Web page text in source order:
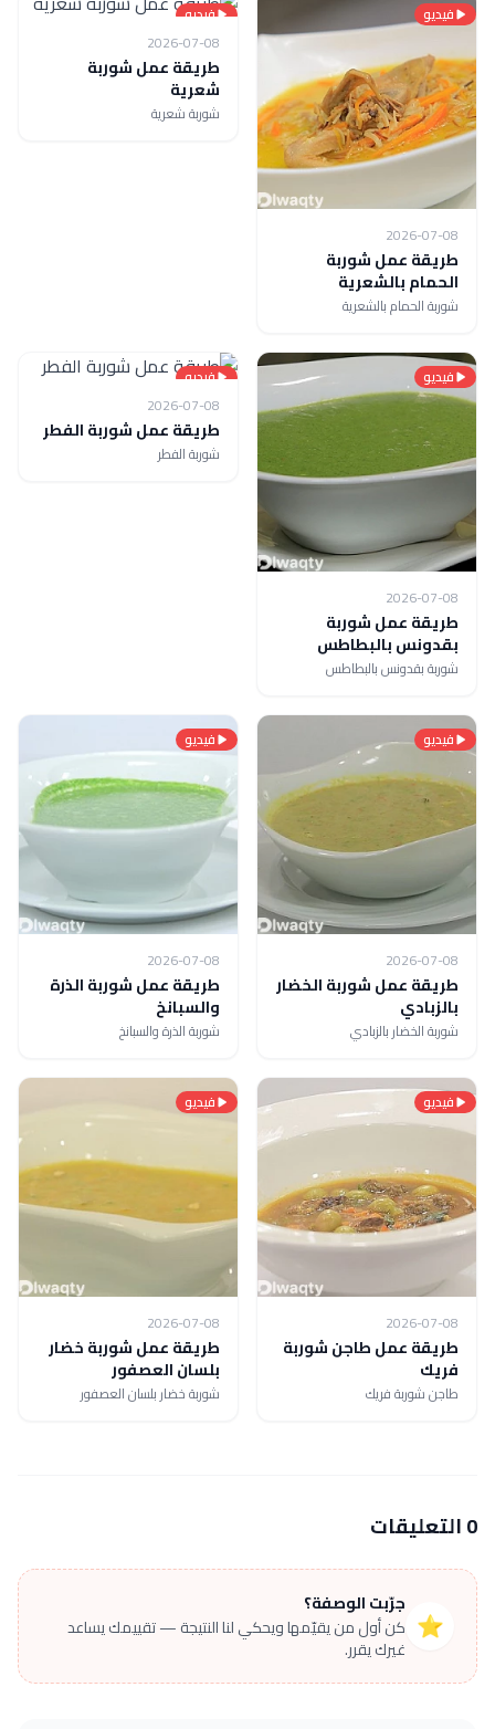
فيديو
2026-07-08
طريقة عمل شوربة
الحمام بالشعرية
شوربة الحمام بالشعرية
فيديو
2026-07-08
طريقة عمل شوربة
شعرية
شوربة شعرية
فيديو
2026-07-08
طريقة عمل شوربة
بقدونس بالبطاطس
شوربة بقدونس بالبطاطس
فيديو
2026-07-08
طريقة عمل شوربة الفطر
شوربة الفطر
فيديو
2026-07-08
طريقة عمل شوربة الخضار
بالزبادي
شوربة الخضار بالزبادي
فيديو
2026-07-08
طريقة عمل شوربة الذرة
والسبانخ
شوربة الذرة والسبانخ
فيديو
2026-07-08
طريقة عمل طاجن شوربة
فريك
طاجن شوربة فريك
فيديو
2026-07-08
طريقة عمل شوربة خضار
بلسان العصفور
شوربة خضار بلسان العصفور
0 التعليقات
⭐
جرّبت الوصفة؟
كن أول من يقيّمها ويحكي لنا النتيجة — تقييمك يساعد
غيرك يقرر.